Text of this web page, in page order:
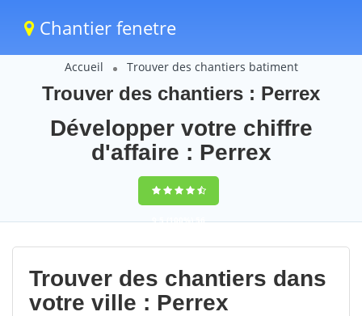
Chantier fenetre
Accueil Trouver des chantiers batiment
Trouver des chantiers : Perrex
Développer votre chiffre
d'affaire : Perrex
9,5(100%)56
votes
Trouver des chantiers dans
votre ville : Perrex